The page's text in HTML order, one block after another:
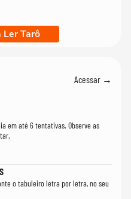
Tarô
Acessar →
em até 6 tentativas. Observe as
o tabuleiro letra por letra, no seu